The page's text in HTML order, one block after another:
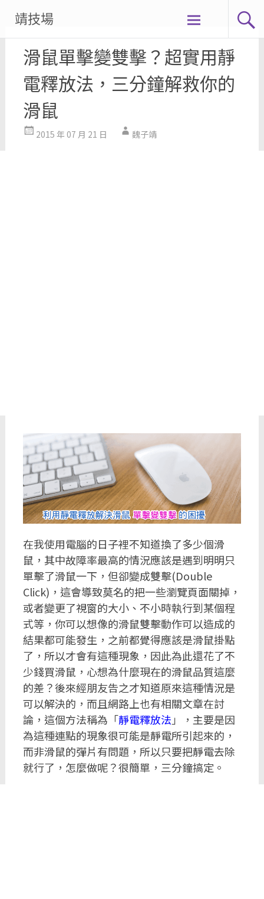
content
靖技場
滑鼠單擊變雙擊？超實用靜
電釋放法，三分鐘解救你的
滑鼠
2015 年 07 月 21 日 魏子靖
在我使用電腦的日子裡不知道換了多少個滑
鼠，其中故障率最高的情況應該是遇到明明只
單擊了滑鼠一下，但卻變成雙擊(Double
Click)，這會導致莫名的把一些瀏覽頁面關掉，
或者變更了視窗的大小、不小時執行到某個程
式等，你可以想像的滑鼠雙擊動作可以造成的
結果都可能發生，之前都覺得應該是滑鼠掛點
了，所以才會有這種現象，因此為此還花了不
少錢買滑鼠，心想為什麼現在的滑鼠品質這麼
的差？後來經朋友告之才知道原來這種情況是
可以解決的，而且網路上也有相關文章在討
論，這個方法稱為「靜電釋放法」，主要是因
為這種連點的現象很可能是靜電所引起來的，
而非滑鼠的彈片有問題，所以只要把靜電去除
就行了，怎麼做呢？很簡單，三分鐘搞定。